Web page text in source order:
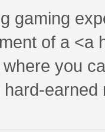
gaming
of a <a
you
earned